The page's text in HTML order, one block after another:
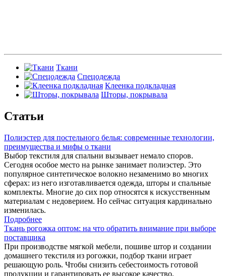
Ткани
Спецодежда
Клеенка подкладная
Шторы, покрывала
Статьи
Полиэстер для постельного белья: современные технологии,
преимущества и мифы о ткани
Выбор текстиля для спальни вызывает немало споров.
Сегодня особое место на рынке занимает полиэстер. Это
популярное синтетическое волокно незаменимо во многих
сферах: из него изготавливается одежда, шторы и спальные
комплекты. Многие до сих пор относятся к искусственным
материалам с недоверием. Но сейчас ситуация кардинально
изменилась.
Подробнее
Ткань рогожка оптом: на что обратить внимание при выборе
поставщика
При производстве мягкой мебели, пошиве штор и создании
домашнего текстиля из рогожки, подбор ткани играет
решающую роль. Чтобы снизить себестоимость готовой
продукции и гарантировать ее высокое качество,